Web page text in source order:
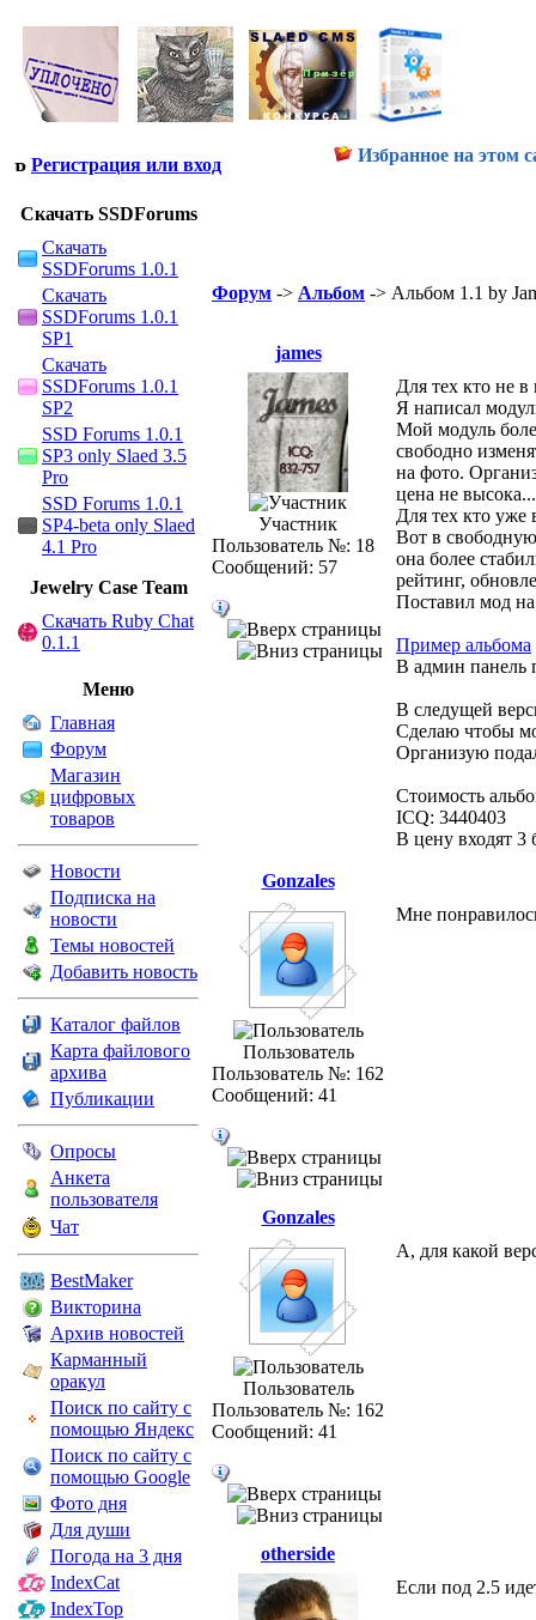
Регистрация или вход Избранное на этом
Скачать SSDForums
Скачать
SSDForums 1.0.1
Скачать
SSDForums 1.0.1
SP1
Скачать
SSDForums 1.0.1
SP2
SSD Forums 1.0.1
SP3 only Slaed 3.5
Pro
SSD Forums 1.0.1
SP4-beta only Slaed
4.1 Pro
Jewelry Сase Team
Скачать Ruby Chat
0.1.1
Меню
Главная
Форум
Магазин
цифровых
товаров
Новости
Подписка на
новости
Темы новостей
Добавить новость
Каталог файлов
Карта файлового
архива
Публикации
Опросы
Анкета
пользователя
Чат
BestMaker
Викторина
Архив новостей
Карманный
оракул
Поиск по сайту с
помощью Яндекс
Поиск по сайту с
помощью Google
Фото дня
Для души
Погода на 3 дня
IndexCat
IndexTop
Форум -> Альбом -> Альбом 1.1 by
james
Участник
Пользователь №: 18
Сообщений: 57
Для тех кто не в
Я написал
Мой модуль
свободно
на фото.
цена не высока...
Для тех кто уже
Вот в
она более
рейтинг,
Поставил мод
Пример альбома
В админ панель
В следущей
Сделаю чтобы
Организую
Стоимость
ICQ: 3440403
В цену входят 3
Gonzales
Пользователь
Пользователь №: 162
Сообщений: 41
Мне
Gonzales
Пользователь
Пользователь №: 162
Сообщений: 41
А, для какой
otherside
Если под 2.5